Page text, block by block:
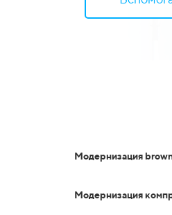
Модернизация
Модернизация